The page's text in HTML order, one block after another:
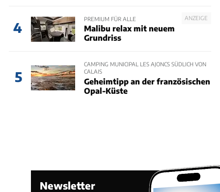
4
ANZEIGE
PREMIUM FÜR ALLE
Malibu relax mit neuem
Grundriss
5
CAMPING MUNICIPAL LES AJONCS SÜDLICH VON
CALAIS
Geheimtipp an der französischen
Opal-Küste
Newsletter